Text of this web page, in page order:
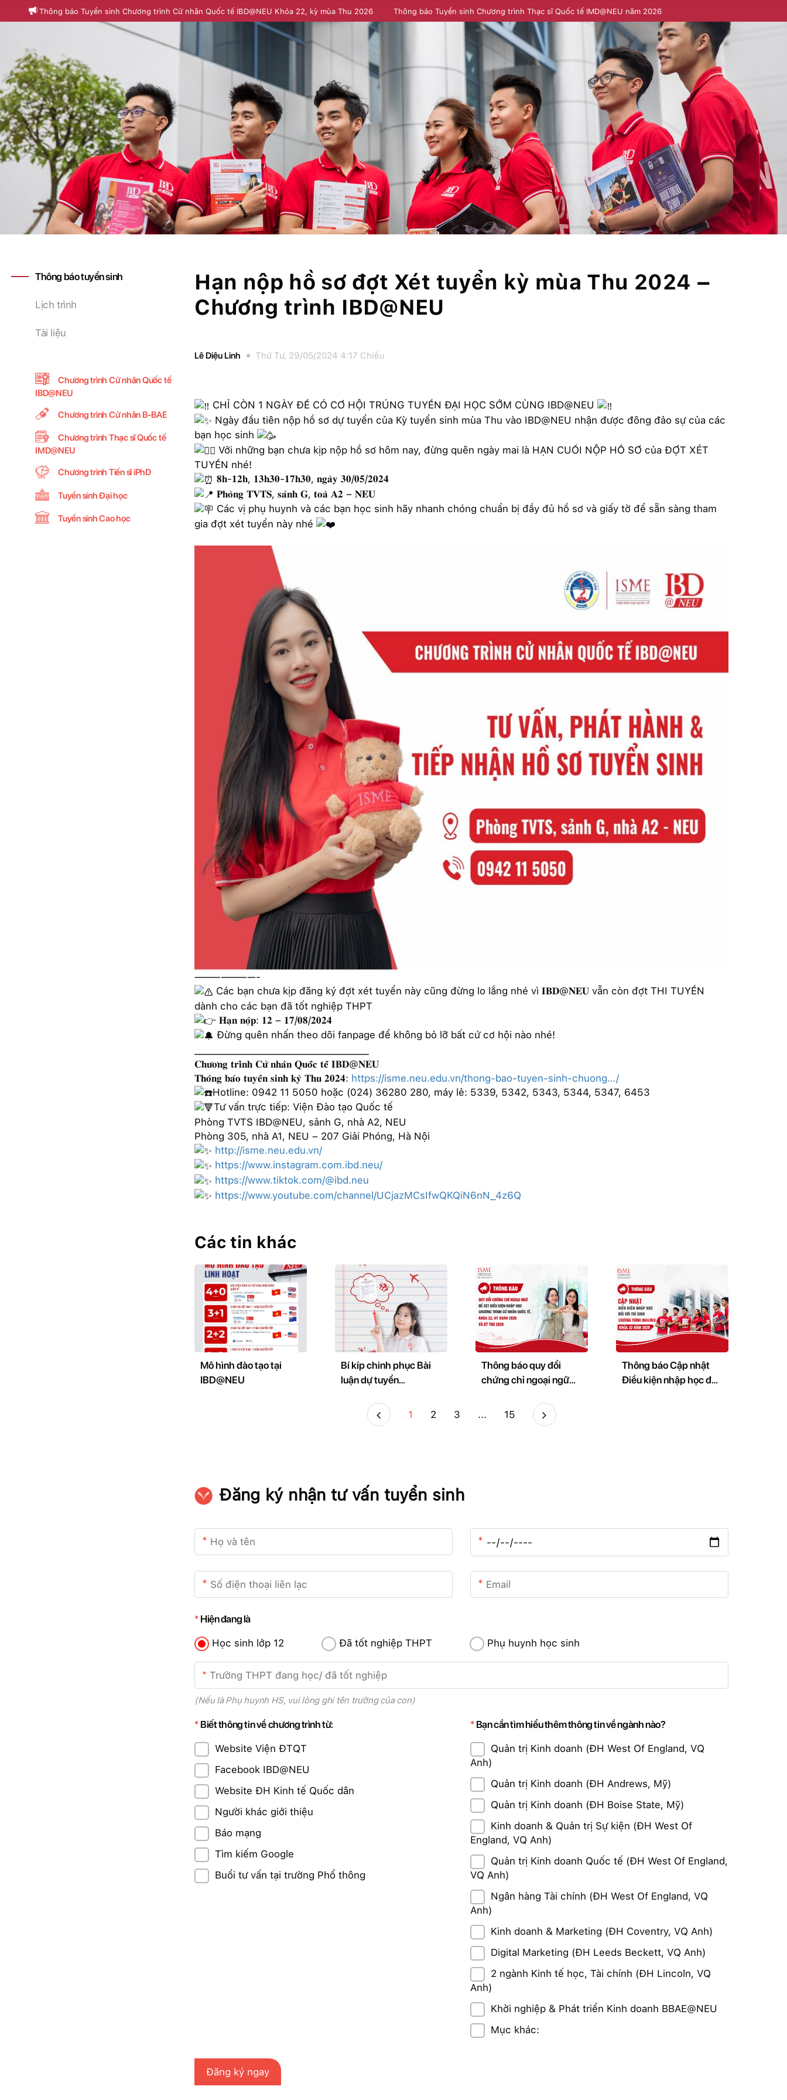
Thông báo Tuyển sinh Chương trình Cử nhân Quốc tế IBD@NEU Khóa 22, kỳ mùa Thu 2026 Thông báo Tuyển sinh Chương trình Thạc sĩ Quốc tế IMD@NEU năm 2026
Thông báo tuyển sinh
Lịch trình
Tài liệu
Chương trình Cử nhân Quốc tế
IBD@NEU
Chương trình Cử nhân B-BAE
Chương trình Thạc sĩ Quốc tế
IMD@NEU
Chương trình Tiến sĩ iPhD
Tuyển sinh Đại học
Tuyển sinh Cao học
Hạn nộp hồ sơ đợt Xét tuyển kỳ mùa Thu 2024 –
Chương trình IBD@NEU
Lê Diệu Linh Thứ Tư, 29/05/2024 4:17 Chiều
CHỈ CÒN 1 NGÀY ĐỂ CÓ CƠ HỘI TRÚNG TUYỂN ĐẠI HỌC SỚM CÙNG IBD@NEU
Ngày đầu tiên nộp hồ sơ dự tuyển của Kỳ tuyển sinh mùa Thu vào IBD@NEU nhận được đông đảo sự của các
bạn học sinh
Với những bạn chưa kịp nộp hồ sơ hôm nay, đừng quên ngày mai là HẠN CUỐI NỘP HỒ SƠ của ĐỢT XÉT
TUYỂN nhé!
𝟖𝐡-𝟏𝟐𝐡, 𝟏𝟑𝐡𝟑𝟎-𝟏𝟕𝐡𝟑𝟎, 𝐧𝐠𝐚̀𝐲 𝟑𝟎/𝟎𝟓/𝟐𝟎𝟐𝟒
𝐏𝐡𝐨̀𝐧𝐠 𝐓𝐕𝐓𝐒, 𝐬𝐚̉𝐧𝐡 𝐆, 𝐭𝐨𝐚̀ 𝐀𝟐 – 𝐍𝐄𝐔
Các vị phụ huynh và các bạn học sinh hãy nhanh chóng chuẩn bị đầy đủ hồ sơ và giấy tờ để sẵn sàng tham
gia đợt xét tuyển này nhé
———————-
Các bạn chưa kịp đăng ký đợt xét tuyển này cũng đừng lo lắng nhé vì 𝐈𝐁𝐃@𝐍𝐄𝐔 vẫn còn đợt THI TUYỂN
dành cho các bạn đã tốt nghiệp THPT
𝐇𝐚̣𝐧 𝐧𝐨̣̂𝐩: 𝟏𝟐 – 𝟏𝟕/𝟎𝟖/𝟐𝟎𝟐𝟒
Đừng quên nhấn theo dõi fanpage để không bỏ lỡ bất cứ cơ hội nào nhé!
𝐂𝐡𝐮̛𝐨̛𝐧𝐠 𝐭𝐫𝐢̀𝐧𝐡 𝐂𝐮̛̉ 𝐧𝐡𝐚̂𝐧 𝐐𝐮𝐨̂́𝐜 𝐭𝐞̂́ 𝐈𝐁𝐃@𝐍𝐄𝐔
𝐓𝐡𝐨̂𝐧𝐠 𝐛𝐚́𝐨 𝐭𝐮𝐲𝐞̂̉𝐧 𝐬𝐢𝐧𝐡 𝐤𝐲̀ 𝐓𝐡𝐮 𝟐𝟎𝟐𝟒: https://isme.neu.edu.vn/thong-bao-tuyen-sinh-chuong…/
Hotline: 0942 11 5050 hoặc (024) 36280 280, máy lẻ: 5339, 5342, 5343, 5344, 5347, 6453
Tư vấn trực tiếp: Viện Đào tạo Quốc tế
Phòng TVTS IBD@NEU, sảnh G, nhà A2, NEU
Phòng 305, nhà A1, NEU – 207 Giải Phóng, Hà Nội
http://isme.neu.edu.vn/
https://www.instagram.com.ibd.neu/
https://www.tiktok.com/@ibd.neu
https://www.youtube.com/channel/UCjazMCsIfwQKQiN6nN_4z6Q
Các tin khác
Mô hình đào tạo tại
IBD@NEU
Bí kíp chinh phục Bài
luận dự tuyển
Thu 2026
Thông báo quy đổi
chứng chỉ ngoại ngữ
học chương trình Cử
nhân Quốc tế, Khoá 22,
Thông báo Cập nhật
Điều kiện nhập học đối
1 2 3 ... 15
Đăng ký nhận tư vấn tuyển sinh
Hiện đang là
Học sinh lớp 12 Đã tốt nghiệp THPT Phụ huynh học sinh
(Nếu là Phụ huynh HS, vui lòng ghi tên trường của con)
Biết thông tin về chương trình từ:
Website Viện ĐTQT
Facebook IBD@NEU
Website ĐH Kinh tế Quốc dân
Người khác giới thiệu
Báo mạng
Tìm kiếm Google
Buổi tư vấn tại trường Phổ thông
Bạn cần tìm hiểu thêm thông tin về ngành nào?
Quản trị Kinh doanh (ĐH West Of England, VQ
Anh)
Quản trị Kinh doanh (ĐH Andrews, Mỹ)
Quản trị Kinh doanh (ĐH Boise State, Mỹ)
Kinh doanh & Quản trị Sự kiện (ĐH West Of
England, VQ Anh)
Quản trị Kinh doanh Quốc tế (ĐH West Of England,
VQ Anh)
Ngân hàng Tài chính (ĐH West Of England, VQ
Anh)
Kinh doanh & Marketing (ĐH Coventry, VQ Anh)
Digital Marketing (ĐH Leeds Beckett, VQ Anh)
2 ngành Kinh tế học, Tài chính (ĐH Lincoln, VQ
Anh)
Khởi nghiệp & Phát triển Kinh doanh BBAE@NEU
Mục khác: